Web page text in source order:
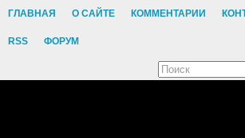
ГЛАВНАЯ О САЙТЕ КОММЕНТАРИИ
RSS ФОРУМ